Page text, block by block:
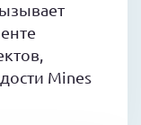
Mines